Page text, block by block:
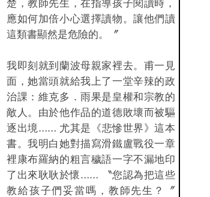
楚，教師先生，在指導孩子閱讀時，
應如何加倍小心選擇讀物。讓他們讀
這類書顯然是危險的。〞
我即刻就到蘭波母親家裡去。甫一見
面，她當頭就給我上了一堂辛辣的政
治課：維克多．雨果是皇權和宗教的
敵人。由於他作品的道德敗壞而被驅
逐出境…… 尤其是《悲慘世界》這本
書。我明白她對描寫滑鐵盧戰役一章
裡康布羅納的粗言穢語一字不漏地印
了出來耿耿於懷…… 〝您認為把這些
教給孩子們妥當嗎，教師先生？〞